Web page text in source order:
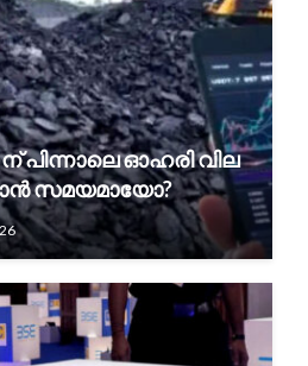
പിന്നാലെ ഓഹരി വില
സമയമായോ?